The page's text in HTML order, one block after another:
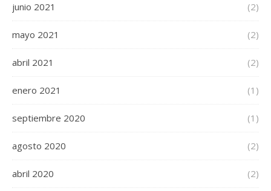
junio 2021 (2)
mayo 2021 (2)
abril 2021 (2)
enero 2021 (1)
septiembre 2020 (1)
agosto 2020 (2)
abril 2020 (2)